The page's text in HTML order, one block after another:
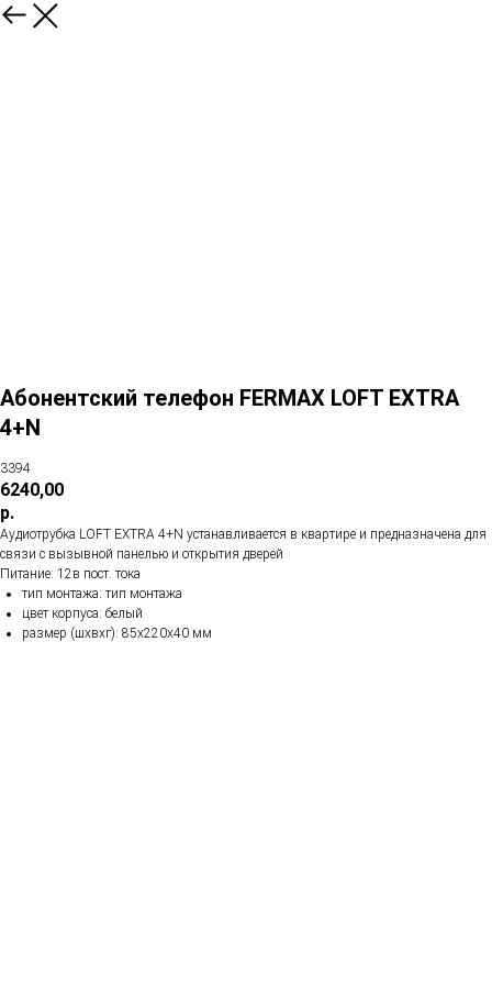
Абонентский телефон FERMAX LOFT EXTRA
4+N
3394
6240,00
р.
Аудиотрубка LOFT EXTRA 4+N устанавливается в квартире и предназначена для
связи с вызывной панелью и открытия дверей
Питание: 12в пост. тока
тип монтажа: тип монтажа
цвет корпуса: белый
размер (шхвхг): 85х220х40 мм